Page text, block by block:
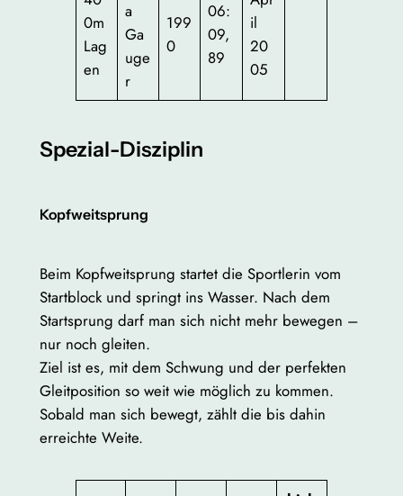
0m
Lag
en
a
Ga
uge
r
199
0
06:
09,
89
il
20
05
Spezial-Disziplin
Kopfweitsprung
Beim Kopfweitsprung startet die Sportlerin vom
Startblock und springt ins Wasser. Nach dem
Startsprung darf man sich nicht mehr bewegen –
nur noch gleiten.
Ziel ist es, mit dem Schwung und der perfekten
Gleitposition so weit wie möglich zu kommen.
Sobald man sich bewegt, zählt die bis dahin
erreichte Weite.